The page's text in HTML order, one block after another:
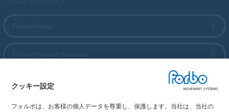
Forbo Movement Systems
クッキー設定
フォルボは、お客様の個人データを尊重し、保護します。当社は、当社の